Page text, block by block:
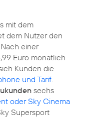
mit dem
dem Nutzer den
Nach einer
Euro monatlich
Kunden die
und Tarif.
sechs
oder Sky Cinema
Supersport